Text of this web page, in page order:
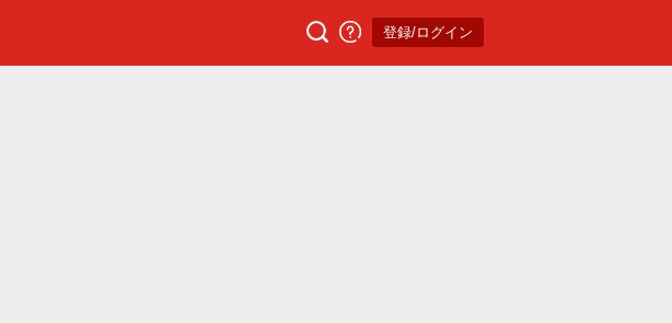
登録/ログイン